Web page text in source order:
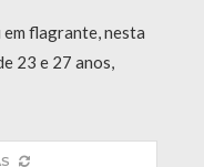
flagrante, nesta
23 e 27 anos,